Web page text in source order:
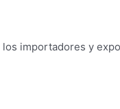
importadores y